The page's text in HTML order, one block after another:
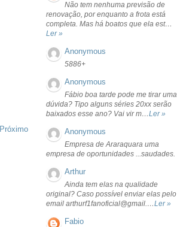
Próximo
Não tem nenhuma previsão de
renovação, por enquanto a frota está
completa. Mas há boatos que ela est…
Ler »
Anonymous
5886+
Anonymous
Fábio boa tarde pode me tirar uma
dúvida? Tipo alguns séries 20xx serão
baixados esse ano? Vai vir m…Ler »
Anonymous
Empresa de Araraquara uma
empresa de oportunidades ...saudades.
Arthur
Ainda tem elas na qualidade
original? Caso possível enviar elas pelo
email arthurf1fanoficial@gmail.…Ler »
Fabio